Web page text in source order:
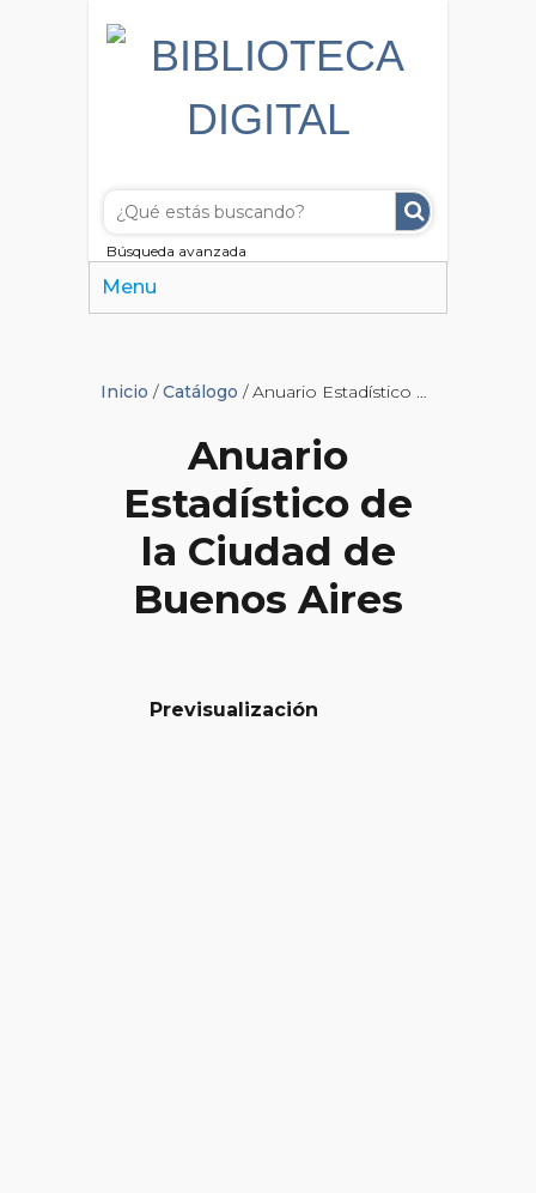
Búsqueda avanzada
Menu
Inicio /Catálogo / Anuario Estadístico de la Ciudad de Buenos Aires
Anuario
Estadístico de
la Ciudad de
Buenos Aires
Previsualización